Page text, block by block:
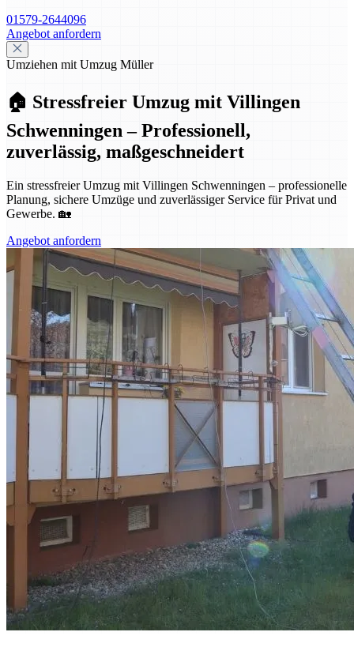
01579-2644096
Angebot anfordern
Umziehen mit Umzug Müller
🏠 Stressfreier Umzug mit Villingen
Schwenningen – Professionell,
zuverlässig, maßgeschneidert
Ein stressfreier Umzug mit Villingen Schwenningen – professionelle
Planung, sichere Umzüge und zuverlässiger Service für Privat und
Gewerbe. 🏡
Angebot anfordern